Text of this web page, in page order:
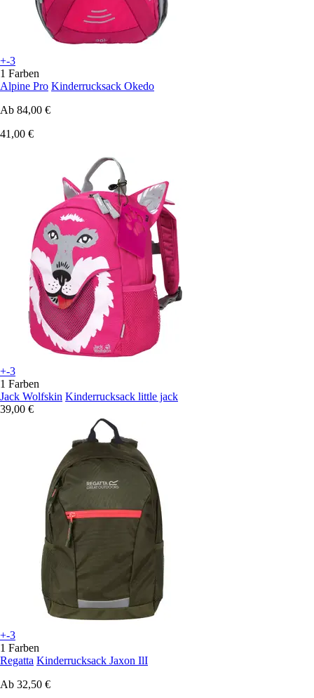
+-3
1 Farben
Alpine Pro Kinderrucksack Okedo
Ab 84,00 €
41,00 €
+-3
1 Farben
Jack Wolfskin Kinderrucksack little jack
39,00 €
+-3
1 Farben
Regatta Kinderrucksack Jaxon IlI
Ab 32,50 €